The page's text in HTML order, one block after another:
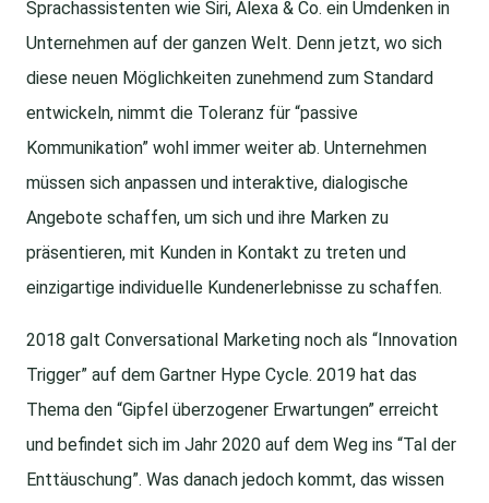
Sprachassistenten wie Siri, Alexa & Co. ein Umdenken in
Unternehmen auf der ganzen Welt. Denn jetzt, wo sich
diese neuen Möglichkeiten zunehmend zum Standard
entwickeln, nimmt die Toleranz für “passive
Kommunikation” wohl immer weiter ab. Unternehmen
müssen sich anpassen und interaktive, dialogische
Angebote schaffen, um sich und ihre Marken zu
präsentieren, mit Kunden in Kontakt zu treten und
einzigartige individuelle Kundenerlebnisse zu schaffen.
2018 galt Conversational Marketing noch als “Innovation
Trigger” auf dem Gartner Hype Cycle. 2019 hat das
Thema den “Gipfel überzogener Erwartungen” erreicht
und befindet sich im Jahr 2020 auf dem Weg ins “Tal der
Enttäuschung”. Was danach jedoch kommt, das wissen